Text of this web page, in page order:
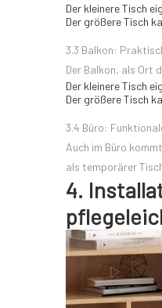
Der kleinere Tisch
Der größere Tisch
3.3 Balkon:
Der Balkon, als Ort
Der kleinere Tisch
Der größere Tisch
3.4 Büro:
Auch im Büro
als temporärer
4.